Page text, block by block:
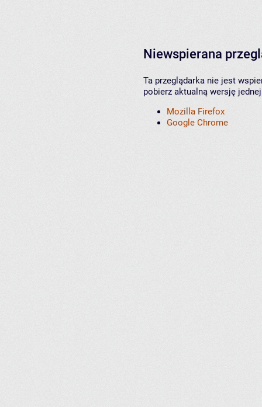
Niewspierana
Ta przeglądarka nie jest
pobierz aktualną wersję
Mozilla Firefox
Google Chrome